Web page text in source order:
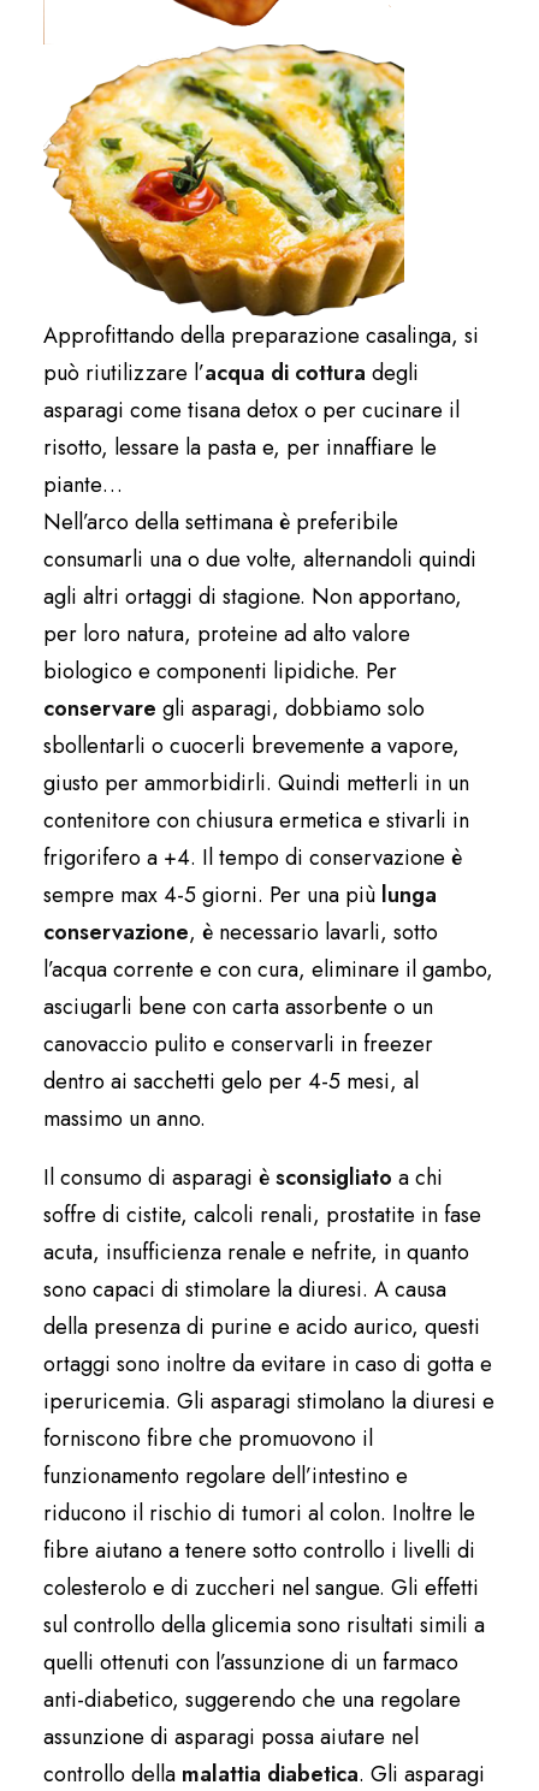
Approfittando della preparazione casalinga, si
può riutilizzare l’acqua di cottura degli
asparagi come tisana detox o per cucinare il
risotto, lessare la pasta e, per innaffiare le
piante…
Nell’arco della settimana è preferibile
consumarli una o due volte, alternandoli quindi
agli altri ortaggi di stagione. Non apportano,
per loro natura, proteine ad alto valore
biologico e componenti lipidiche. Per
conservare gli asparagi, dobbiamo solo
sbollentarli o cuocerli brevemente a vapore,
giusto per ammorbidirli. Quindi metterli in un
contenitore con chiusura ermetica e stivarli in
frigorifero a +4. Il tempo di conservazione è
sempre max 4-5 giorni. Per una più lunga
conservazione, è necessario lavarli, sotto
l’acqua corrente e con cura, eliminare il gambo,
asciugarli bene con carta assorbente o un
canovaccio pulito e conservarli in freezer
dentro ai sacchetti gelo per 4-5 mesi, al
massimo un anno.
Il consumo di asparagi èsconsigliato a chi
soffre di cistite, calcoli renali, prostatite in fase
acuta, insufficienza renale e nefrite, in quanto
sono capaci di stimolare la diuresi. A causa
della presenza di purine e acido aurico, questi
ortaggi sono inoltre da evitare in caso di gotta e
iperuricemia. Gli asparagi stimolano la diuresi e
forniscono fibre che promuovono il
funzionamento regolare dell’intestino e
riducono il rischio di tumori al colon. Inoltre le
fibre aiutano a tenere sotto controllo i livelli di
colesterolo e di zuccheri nel sangue. Gli effetti
sul controllo della glicemia sono risultati simili a
quelli ottenuti con l’assunzione di un farmaco
anti-diabetico, suggerendo che una regolare
assunzione di asparagi possa aiutare nel
controllo della malattia diabetica. Gli asparagi